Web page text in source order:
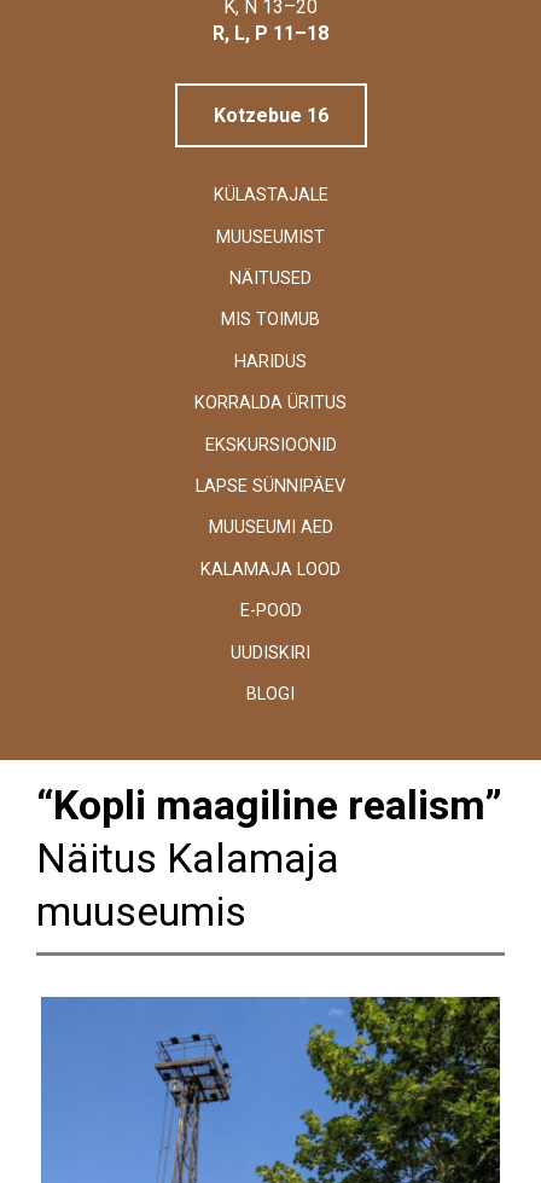
K, N 13–20
R, L, P 11–18
Kotzebue 16
KÜLASTAJALE
MUUSEUMIST
NÄITUSED
MIS TOIMUB
HARIDUS
KORRALDA ÜRITUS
EKSKURSIOONID
LAPSE SÜNNIPÄEV
MUUSEUMI AED
KALAMAJA LOOD
E-POOD
UUDISKIRI
BLOGI
“Kopli maagiline realism”
Näitus Kalamaja
muuseumis